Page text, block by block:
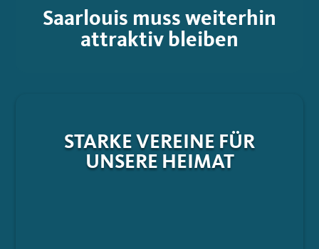
Saarlouis muss weiterhin
attraktiv bleiben
STARKE VEREINE FÜR
UNSERE HEIMAT